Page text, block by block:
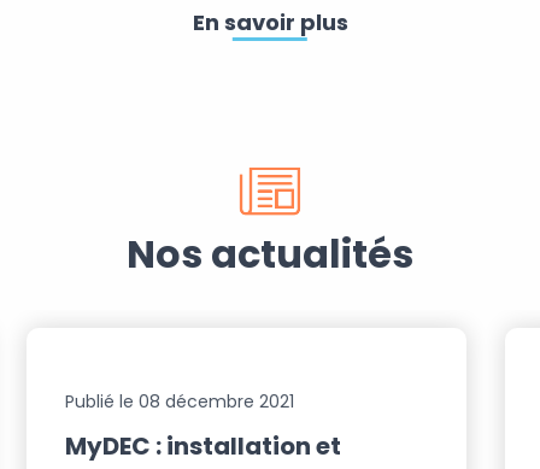
En savoir plus
Nos actualités
Publié le 08 décembre 2021
MyDEC : installation et